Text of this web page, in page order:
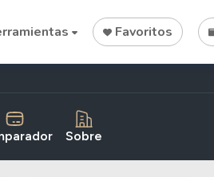
Favoritos
Sobre